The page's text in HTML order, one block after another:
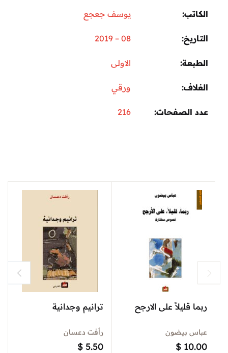
الكاتب يوسف جعجع
التاريخ 08 – 2019
الطبعة الاولى
الغلاف ورقي
عدد الصفحات 216
ترانيم وجدانية
رأفت دعسان
$ 5.50
ربما قليلاً على الارجح
عباس بيضون
$ 10.00